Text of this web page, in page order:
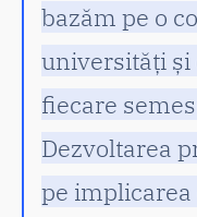
bazăm pe o
universități și
fiecare
Dezvoltarea
pe implicarea